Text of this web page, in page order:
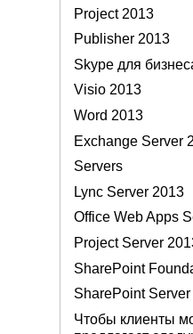
Project 2013
Publisher 2013
Skype для
Visio 2013
Word 2013
Exchange Server
Servers
Lync Server 2013
Office Web Apps
Project Server
SharePoint
SharePoint
Чтобы клиенты